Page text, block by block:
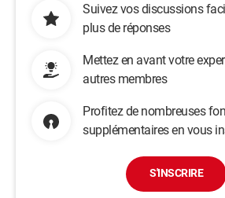
Suivez vos discussions
plus de réponses
Mettez en avant votre
autres membres
Profitez de nombreuses
supplémentaires en vous
S'INSCRIRE